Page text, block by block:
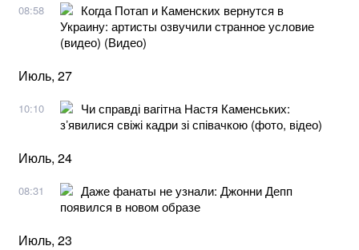
08:58
Когда Потап и Каменских вернутся в
Украину: артисты озвучили странное условие
(видео) (Видео)
Июль, 27
10:10
Чи справді вагітна Настя Каменських:
зʼявилися свіжі кадри зі співачкою (фото, відео)
Июль, 24
08:31
Даже фанаты не узнали: Джонни Депп
появился в новом образе
Июль, 23